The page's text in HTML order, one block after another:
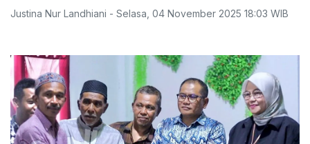
Justina Nur Landhiani - Selasa 04 November 2025 18:03 WIB